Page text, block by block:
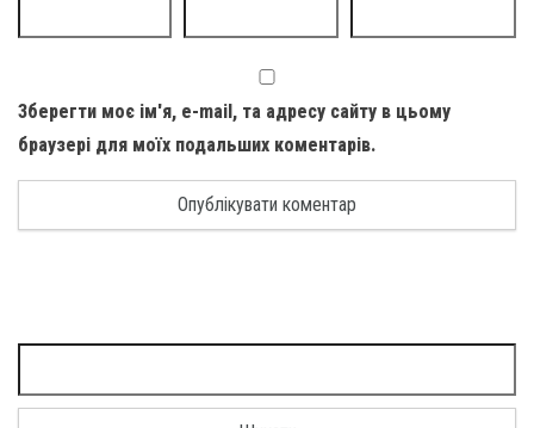
Зберегти моє ім'я, e-mail, та адресу сайту в цьому
браузері для моїх подальших коментарів.